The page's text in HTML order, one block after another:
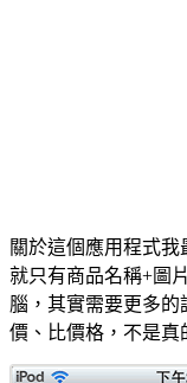
關於這個應用程式
就只有商品名稱+圖
腦，其實需要更多
價、比價格，不是真